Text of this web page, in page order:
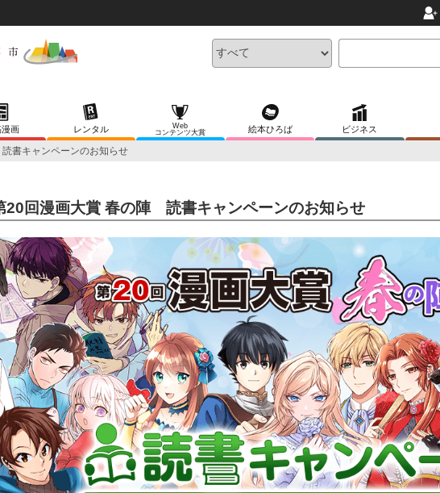
画 レンタル
Web
コンテンツ大賞
絵本ひろば ビジネス
書キャンペーンのお知らせ
20回漫画大賞 春の陣 読書キャンペーンのお知らせ